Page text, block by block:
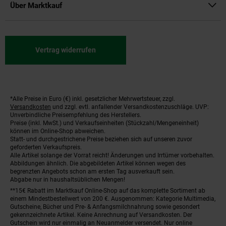
Über Marktkauf
Vertrag widerrufen
Fußnoten
*Alle Preise in Euro (€) inkl. gesetzlicher Mehrwertsteuer, zzgl.
Versandkosten und zzgl. evtl. anfallender Versandkostenzuschläge. UVP:
Unverbindliche Preisempfehlung des Herstellers.
Preise (inkl. MwSt.) und Verkaufseinheiten (Stückzahl/Mengeneinheit)
können im Online-Shop abweichen.
Statt- und durchgestrichene Preise beziehen sich auf unseren zuvor
geforderten Verkaufspreis.
Alle Artikel solange der Vorrat reicht! Änderungen und Irrtümer vorbehalten.
Abbildungen ähnlich. Die abgebildeten Artikel können wegen des
begrenzten Angebots schon am ersten Tag ausverkauft sein.
Abgabe nur in haushaltsüblichen Mengen!
**15€ Rabatt im Marktkauf Online-Shop auf das komplette Sortiment ab
einem Mindestbestellwert von 200 €. Ausgenommen: Kategorie Multimedia,
Gutscheine, Bücher und Pre- & Anfangsmilchnahrung sowie gesondert
gekennzeichnete Artikel. Keine Anrechnung auf Versandkosten. Der
Gutschein wird nur einmalig an Neuanmelder versendet. Nur online